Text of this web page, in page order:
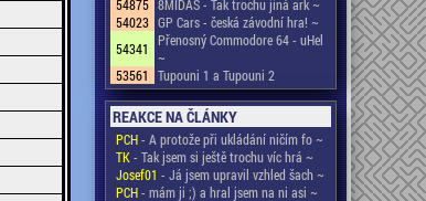
54875 8MIDAS - Tak trochu jiná ark ~
54023 GP Cars - česká závodní hra! ~
54341
Přenosný Commodore 64 - uHel
~
53561
Tupouni 1 a Tupouni 2
REAKCE NA ČLÁNKY
PCH- A protože při ukládání ničím fo ~
TK- Tak jsem si ještě trochu víc hrá ~
Josef01 - Já jsem upravil vzhled šach ~
PCH- mám ji ;) a hral jsem na ni asi ~